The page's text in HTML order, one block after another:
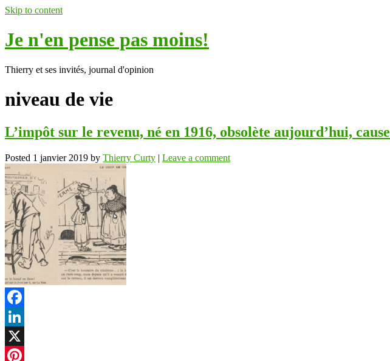
Skip to content
Je n'en pense pas moins!
Thierry et ses invités, journal d'opinion
niveau de vie
L’impôt sur le revenu, né en 1916, obsolète aujourd’hui,
Posted 1 janvier 2019 by Thierry Curty | Leave a comment
Facebook
LinkedIn
X